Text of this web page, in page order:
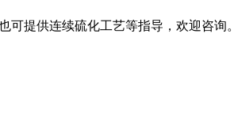
提供连续硫化工艺等指导，欢迎咨询。